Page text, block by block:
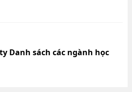
Danh sách các ngành học